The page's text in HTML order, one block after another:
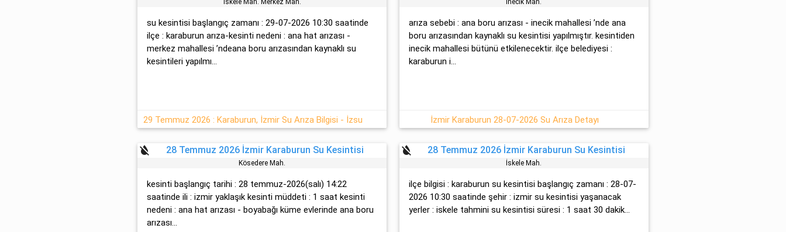
İskele Mah. Merkez Mah.
su kesintisi başlangıç zamanı : 29-07-2026 10:30 saatinde
ilçe : karaburun arıza-kesinti nedeni : ana hat arızası -
merkez mahallesi ’ndeana boru arızasından kaynaklı su
kesintileri yapılmı...
29 Temmuz 2026 : Karaburun, İzmir Su Arıza Bilgisi - İzsu
İneci̇k Mah.
arıza sebebi : ana boru arızası - inecik mahallesi ’nde ana
boru arızasından kaynaklı su kesintisi yapılmıştır. kesintiden
inecik mahallesi bütünü etkilenecektir. ilçe belediyesi :
karaburun i...
İzmir Karaburun 28-07-2026 Su Arıza Detayı
format_color_reset 28 Temmuz 2026 İzmir Karaburun Su Kesintisi
Kösedere Mah.
kesinti başlangıç tarihi : 28 temmuz-2026(salı) 14:22
saatinde ili : izmir yaklaşık kesinti müddeti : 1 saat kesinti
nedeni : ana hat arızası - boyabağı küme evlerinde ana boru
arızası...
format_color_reset 28 Temmuz 2026 İzmir Karaburun Su Kesintisi
İskele Mah.
ilçe bilgisi : karaburun su kesintisi başlangıç zamanı : 28-07-
2026 10:30 saatinde şehir : izmir su kesintisi yaşanacak
yerler : iskele tahmini su kesintisi süresi : 1 saat 30 dakik...